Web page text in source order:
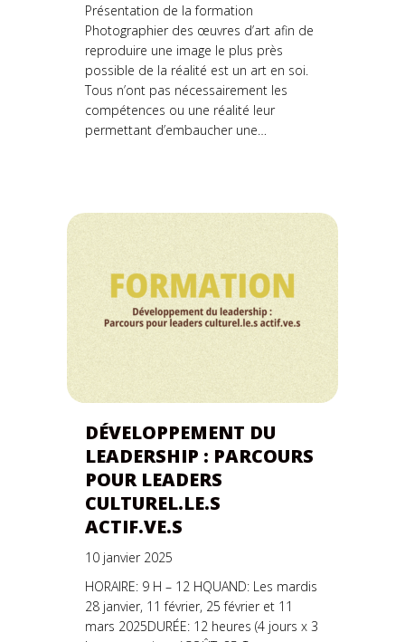
Présentation de la formation
Photographier des œuvres d’art afin de
reproduire une image le plus près
possible de la réalité est un art en soi.
Tous n’ont pas nécessairement les
compétences ou une réalité leur
permettant d’embaucher une…
DÉVELOPPEMENT DU
LEADERSHIP : PARCOURS
POUR LEADERS
CULTUREL.LE.S
ACTIF.VE.S
10 janvier 2025
HORAIRE: 9 H – 12 HQUAND: Les mardis
28 janvier, 11 février, 25 février et 11
mars 2025DURÉE: 12 heures (4 jours x 3